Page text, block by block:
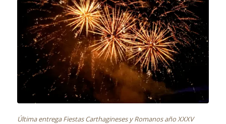
Última entrega Fiestas Carthagineses y Romanos año XXXV